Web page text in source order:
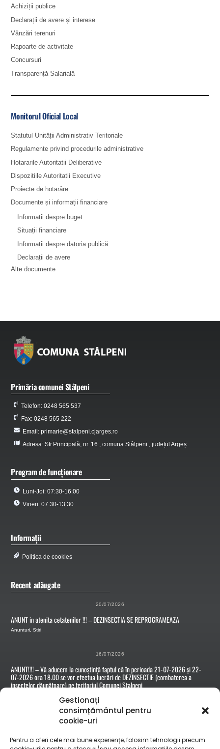
Gestionați
consimțământul pentru
cookie-uri
Pentru a oferi cele mai bune experiențe, folosim tehnologii precum
Achiziții publice
Declarații de avere și interese
Vânzări terenuri
Rapoarte de activitate
Concursuri
Transparență Salarială
Monitorul Oficial Local
Statutul Unității Administrativ Teritoriale
Regulamente privind procedurile administrative
Hotararile Autoritatii Deliberative
Dispozitiile Autoritatii Executive
Proiecte de hotarâre
Documente și informații financiare
Informații despre buget
Situații financiare
Informații despre datoria publică
Declarații de avere
Alte documente
Primăria comunei Stâlpeni
Telefon: 0248 565 537
Fax: 0248 565 222
Email: primarie@stalpeni.cjarges.ro
Adresa: Str.Principală, nr. 16 , comuna Stâlpeni , județul Argeș.
Program de funcționare
Luni-Joi: 07:30-16:00
Vineri: 07:30-13:30
Informații
Politica de cookies
Recent adăugate
20/07/2026
ANUNT in atenita cetatenilor !!! – DEZINSECTIA SE REPROGRAMEAZA
Anunturi,Stiri
16/07/2026
ANUNT!!!! – Vă aducem la cunoștință faptul că în perioada 21-07-2026 și 22-
07-2026 ora 18.00 se vor efectua lucrări de DEZINSECTIE (combaterea a
insectelor dăunătoare) pe teritoriul Comunei Stalpeni
15/07/2026
comuna Stalpeni